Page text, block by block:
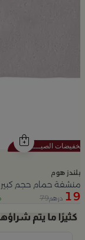
بلندز هوم
منشفة حمام حجم كبير
19 درهم79
Slide 1 of 5